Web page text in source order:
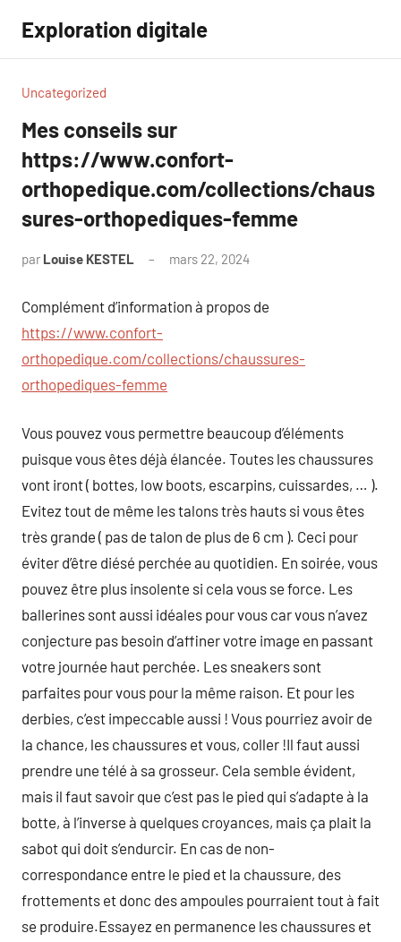
contenu
Exploration digitale
Uncategorized
Mes conseils sur
https://www.confort-
orthopedique.com/collections/chaus
sures-orthopediques-femme
par Louise KESTEL mars 22, 2024
Complément d’information à propos de
https://www.confort-
orthopedique.com/collections/chaussures-
orthopediques-femme
Vous pouvez vous permettre beaucoup d’éléments
puisque vous êtes déjà élancée. Toutes les chaussures
vont iront ( bottes, low boots, escarpins, cuissardes, … ).
Evitez tout de même les talons très hauts si vous êtes
très grande ( pas de talon de plus de 6 cm ). Ceci pour
éviter d’être diésé perchée au quotidien. En soirée, vous
pouvez être plus insolente si cela vous se force. Les
ballerines sont aussi idéales pour vous car vous n’avez
conjecture pas besoin d’affiner votre image en passant
votre journée haut perchée. Les sneakers sont
parfaites pour vous pour la même raison. Et pour les
derbies, c’est impeccable aussi ! Vous pourriez avoir de
la chance, les chaussures et vous, coller !Il faut aussi
prendre une télé à sa grosseur. Cela semble évident,
mais il faut savoir que c’est pas le pied qui s’adapte à la
botte, à l’inverse à quelques croyances, mais ça plait la
sabot qui doit s’endurcir. En cas de non-
correspondance entre le pied et la chaussure, des
frottements et donc des ampoules pourraient tout à fait
se produire.Essayez en permanence les chaussures et